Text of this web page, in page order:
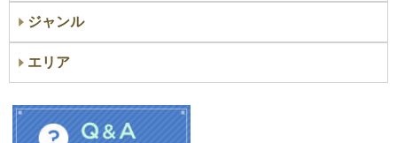
ジャンル
エリア